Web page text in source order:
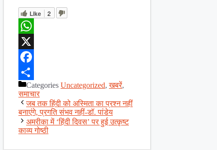
Like 2
WhatsApp
X
Facebook
ShareCategories Uncategorized,खबरें,
समाचार
जब तक हिंदी को अस्मिता का प्रश्न नहीं
बनाएंगे, प्रगति संभव नहीं-डॉ. पांडेय
अमरीका में ‘हिंदी दिवस’ पर हुई उत्कृष्ट
काव्य गोष्ठी